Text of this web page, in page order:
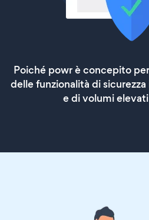
Poiché powr è concepito
delle funzionalità di
e di volumi